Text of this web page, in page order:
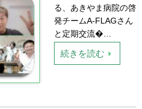
る、あきやま病院の啓
発チームA-FLAGさん
と定期交流�…
続きを読む